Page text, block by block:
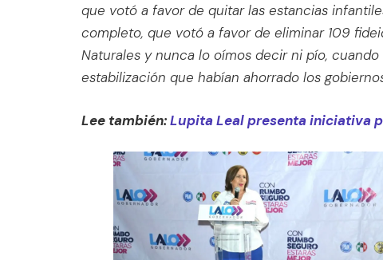
que votó a favor de quitar las estancias
completo, que votó a favor de eliminar 109
Naturales y nunca lo oímos decir ni pío,
estabilización que habían ahorrado los
Lee también:Lupita Leal presenta iniciativa